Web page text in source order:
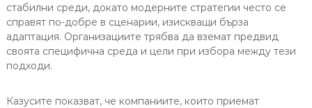
стабилни среди, докато модерните стратегии често се
справят по-добре в сценарии, изискващи бърза
адаптация. Организациите трябва да вземат предвид
своята специфична среда и цели при избора между тези
подходи.
Казусите показват, че компаниите, които приемат